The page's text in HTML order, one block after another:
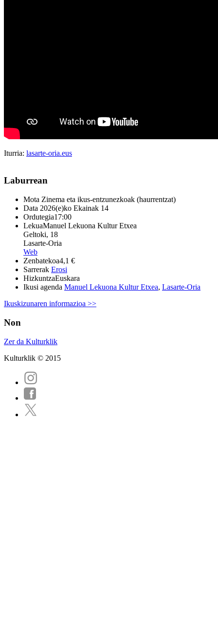
Iturria: lasarte-oria.eus
Laburrean
Mota Zinema eta ikus-entzunezkoak (haurrentzat)
Data 2026(e)ko Ekainak 14
Ordutegia17:00
LekuaManuel Lekuona Kultur Etxea
Geltoki, 18
Lasarte-Oria
Web
Zenbatekoa4,1 €
Sarrerak Erosi
HizkuntzaEuskara
Ikusi agenda Manuel Lekuona Kultur Etxea, Lasarte-Oria
Ikuskizunaren informazioa >>
Non
Zer da Kulturklik
Kulturklik © 2015